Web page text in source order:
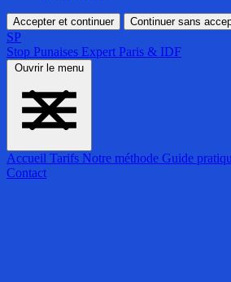
Accepter et continuer Continuer sans
SP
Stop Punaises Expert Paris & IDF
Ouvrir le menu
Accueil Tarifs Notre méthode Guide
Contact
Accueil